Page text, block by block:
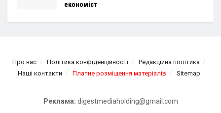
економіст
Про нас Політика конфіденційності
Редакційна політика
Наші контакти
Платне розміщення матеріалів Sitemap
Реклама: digestmediaholding@gmail.com